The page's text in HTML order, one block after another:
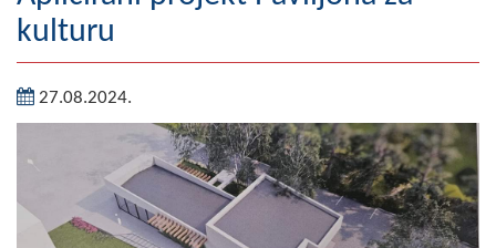
Geografija
Zanimljivosti
Fotogalerija
NAČELNIK
kulturu
27.08.2024.